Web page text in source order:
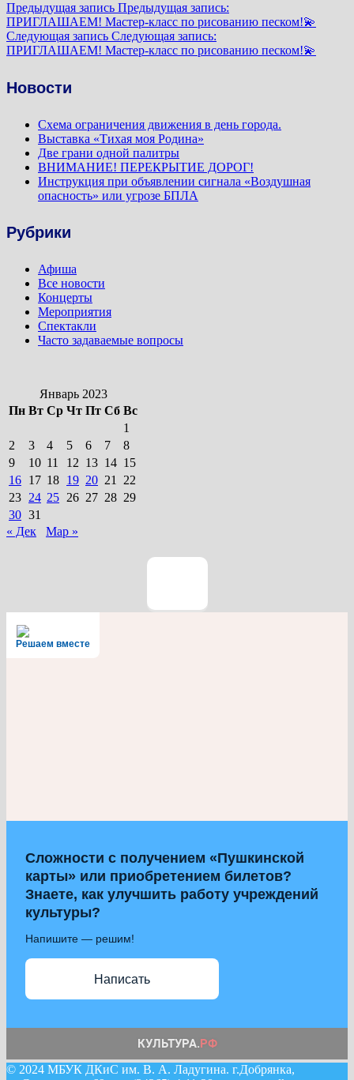
Предыдущая запись Предыдущая запись:
ПРИГЛАШАЕМ! Мастер-класс по рисованию песком!💫
Следующая запись Следующая запись:
ПРИГЛАШАЕМ! Мастер-класс по рисованию песком!💫
Новости
Схема ограничения движения в день города.
Выставка «Тихая моя Родина»
Две грани одной палитры
ВНИМАНИЕ! ПЕРЕКРЫТИЕ ДОРОГ!
Инструкция при объявлении сигнала «Воздушная
опасность» или угрозе БПЛА
Рубрики
Афиша
Все новости
Концерты
Мероприятия
Спектакли
Часто задаваемые вопросы
Январь 2023
Пн Вт Ср Чт Пт Сб Вс
1
2
3 4 5 6 7
8
9
10 11 12 13 14 15
16 17 18 19 20 21
22
23 24 25 26 27 28 29
30 31
« Дек
Мар »
Решаем вместе
Сложности с получением «Пушкинской
карты» или приобретением билетов?
Знаете, как улучшить работу учреждений
культуры?
Напишите — решим!
Написать
© 2024 МБУК ДКиС им. В. А. Ладугина. г.Добрянка,